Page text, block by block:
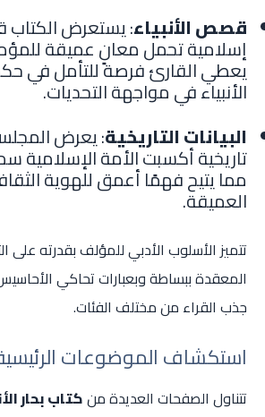
قصص الأنبياء: يستعرض
إسلامية تحمل معانٍ عميقة
يعطي القارئ فرصة للتأمل في
الأنبياء في مواجهة التحديات.
البيانات التاريخية: يعرض
تاريخية أكسبت الأمة الإسلامية
مما يتيح فهمًا أعمق للهوية
العميقة.
تتميز الأسلوب الأدبي للمؤلف بقدرته على
المعقدة ببساطة وبعبارات تحاكي
جذب القراء من مختلف الفئات.
استكشاف الموضوعات
تتناول الصفحات العديدة منكتاب بحار